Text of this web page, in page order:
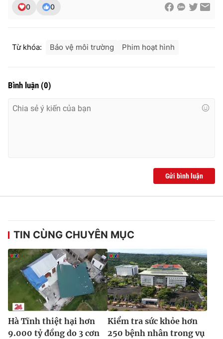
0 0
Từ khóa: Bảo vệ môi trường Phim hoạt hình
Bình luận (0)
Gửi bình luận
TIN CÙNG CHUYÊN MỤC
Hà Tĩnh thiệt hại hơn
9.000 tỷ đồng do 3 cơn
Kiểm tra sức khỏe hơn
250 bệnh nhân trong vụ